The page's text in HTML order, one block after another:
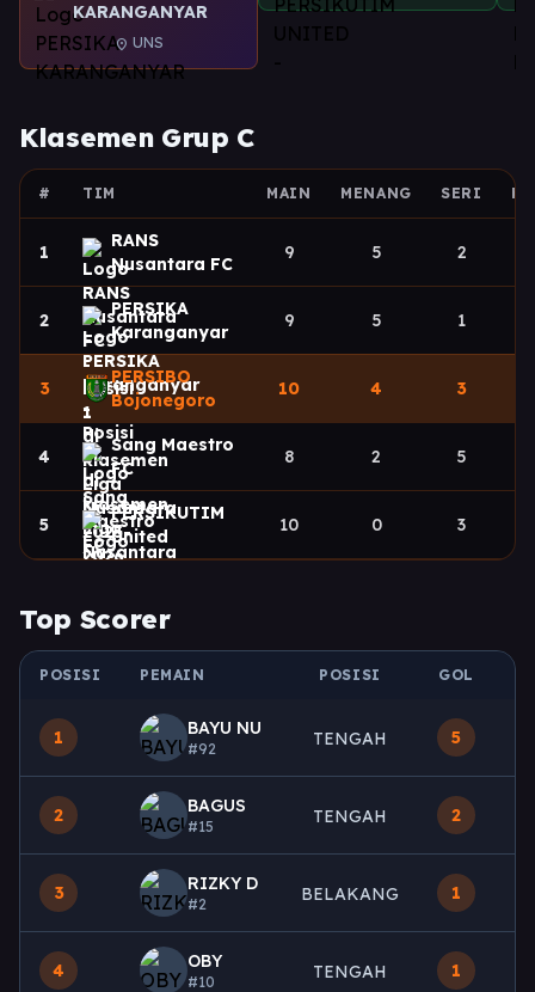
KARANGANYAR
location_on UNS
Klasemen Grup C
# TIM MAIN MENANG SERI
1
RANS
Nusantara FC
9 5 2
2
PERSIKA
Karanganyar
9 5 1
3
PERSIBO
Bojonegoro
10 4 3
4
Sang Maestro
FC
8 2 5
5
PERSIKUTIM
United
10 0 3
Top Scorer
POSISI PEMAIN POSISI GOL
1 BAYU NU
#92 TENGAH 5
2 BAGUS
#15 TENGAH 2
3 RIZKY D
#2 BELAKANG 1
4 OBY
#10 TENGAH 1